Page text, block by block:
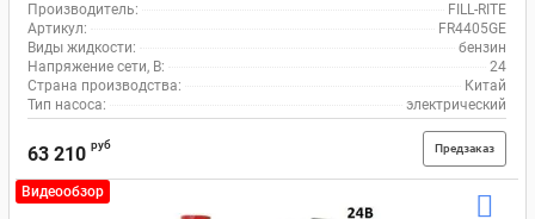
Производитель:
FILL-RITE
Артикул:
FR4405GE
Виды жидкости:
бензин
Напряжение сети, В:
24
Страна производства:
Китай
Тип насоса:
электрический
63 210 руб Предзаказ
Видеообзор